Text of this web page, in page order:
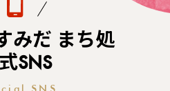
みだ まち処
SNS